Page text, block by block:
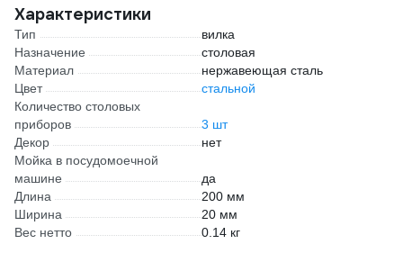
Характеристики
Тип
вилка
Назначение
столовая
Материал
нержавеющая сталь
Цвет
стальной
Количество столовых
приборов
3 шт
Декор
нет
Мойка в посудомоечной
машине
да
Длина
200 мм
Ширина
20 мм
Вес нетто
0.14 кг